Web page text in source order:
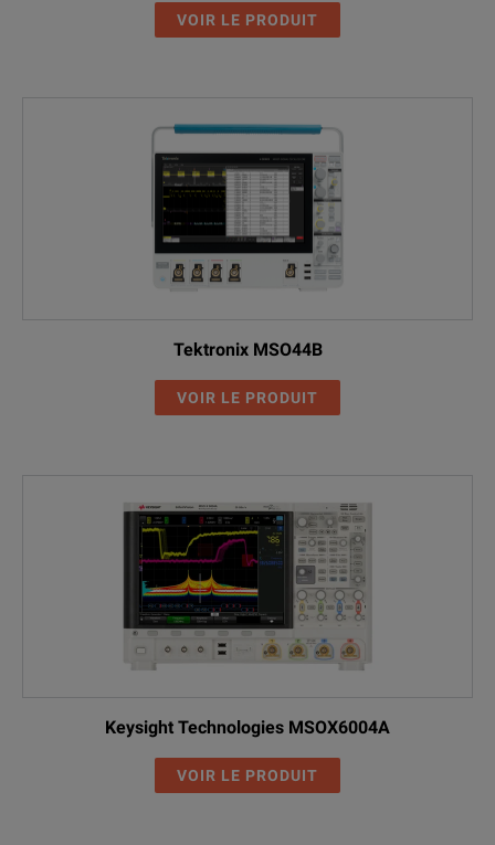
VOIR LE PRODUIT
Tektronix MSO44B
VOIR LE PRODUIT
Keysight Technologies MSOX6004A
VOIR LE PRODUIT